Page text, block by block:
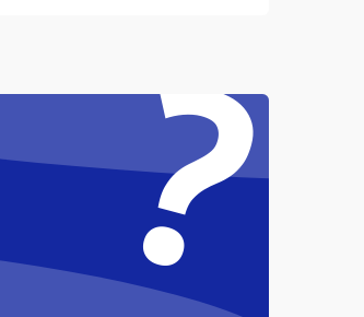
Подробнее →
Подробнее →
Подробнее →
?